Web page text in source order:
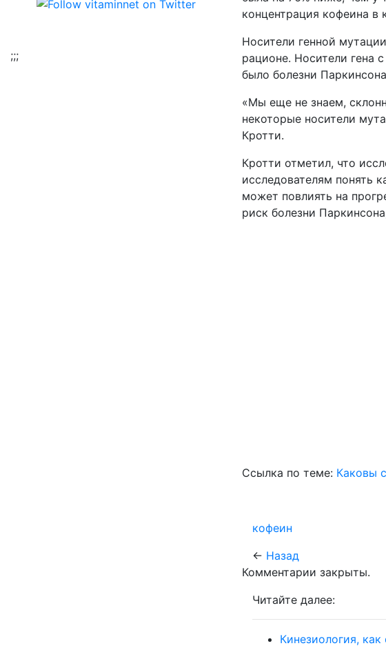
;;;
концентрация кофеина в
Носители генной
рационе. Носители гена
было болезни
«Мы еще не знаем,
некоторые носители
Кротти.
Кротти отметил, что
исследователям понять
может повлиять на
риск болезни
Ссылка по теме: Каковы
кофеин
← Назад
Комментарии закрыты.
Читайте далее:
Кинезиология,